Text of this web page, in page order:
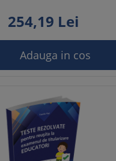
254,19 Lei
Adauga in cos